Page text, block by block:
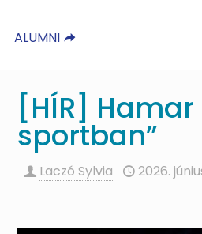
ALUMNI
[HÍR]
sportban”
Laczó Sylvia 2026.